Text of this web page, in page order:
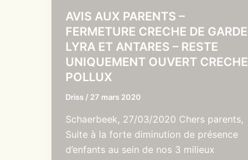
AVIS AUX PARENTS –
FERMETURE CRECHE DE GARDE
LYRA ET ANTARES – RESTE
UNIQUEMENT OUVERT CRECHE
POLLUX
Driss / 27 mars 2020
Schaerbeek, 27/03/2020 Chers parents,
Suite à la forte diminution de présence
d’enfants au sein de nos 3 milieux